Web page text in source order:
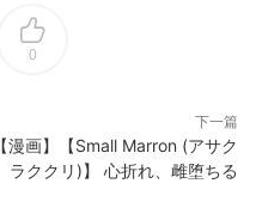
0
下一篇
【漫画】【Small Marron (アサク
ラククリ)】 心折れ、雌堕ちる